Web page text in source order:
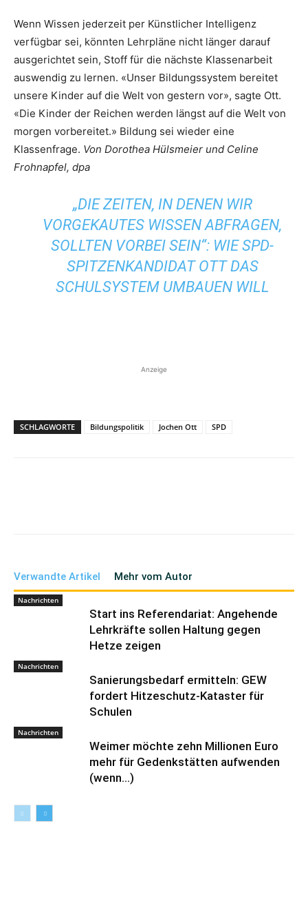
Wenn Wissen jederzeit per Künstlicher Intelligenz
verfügbar sei, könnten Lehrpläne nicht länger darauf
ausgerichtet sein, Stoff für die nächste Klassenarbeit
auswendig zu lernen. «Unser Bildungssystem bereitet
unsere Kinder auf die Welt von gestern vor», sagte Ott.
«Die Kinder der Reichen werden längst auf die Welt von
morgen vorbereitet.» Bildung sei wieder eine
Klassenfrage. Von Dorothea Hülsmeier und Celine
Frohnapfel, dpa
„DIE ZEITEN, IN DENEN WIR
VORGEKAUTES WISSEN ABFRAGEN,
SOLLTEN VORBEI SEIN“: WIE SPD-
SPITZENKANDIDAT OTT DAS
SCHULSYSTEM UMBAUEN WILL
Anzeige
SCHLAGWORTE Bildungspolitik Jochen Ott SPD
Verwandte Artikel Mehr vom Autor
Nachrichten
Start ins Referendariat: Angehende
Lehrkräfte sollen Haltung gegen
Hetze zeigen
Nachrichten
Sanierungsbedarf ermitteln: GEW
fordert Hitzeschutz-Kataster für
Schulen
Nachrichten
Weimer möchte zehn Millionen Euro
mehr für Gedenkstätten aufwenden
(wenn…)